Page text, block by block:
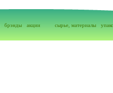
брэнды акции сырье, материалы